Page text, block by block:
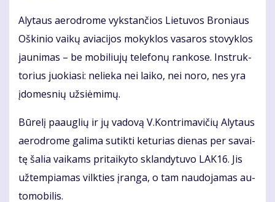
Aly­taus ae­ro­dro­me vyks­tan­čios Lie­tu­vos Bro­niaus
Oš­ki­nio vai­kų avia­ci­jos mo­kyk­los va­sa­ros sto­vyk­los
jau­ni­mas – be mo­bi­liu­jų te­le­fo­nų ran­ko­se. In­struk­
to­rius juo­kia­si: ne­lie­ka nei lai­ko, nei no­ro, nes yra
įdo­mes­nių už­si­ė­mi­mų.
Bū­re­lį pa­aug­lių ir jų va­do­vą V.Kon­tri­ma­vi­čių Aly­taus
ae­ro­dro­me ga­li­ma su­tik­ti ke­tu­rias die­nas per sa­vai­
tę ša­lia vai­kams pri­tai­ky­to sklan­dy­tu­vo LAK16. Jis
už­tem­pia­mas vilk­ties įran­ga, o tam nau­do­ja­mas au­
to­mo­bi­lis.